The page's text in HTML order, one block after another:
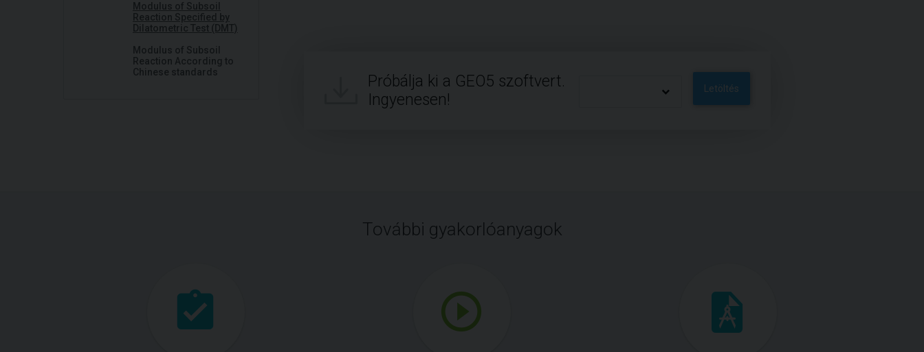
Modulus of Subsoil
Reaction Specified by
Dilatometric Test (DMT)
Modulus of Subsoil
Reaction According to
Chinese standards
Próbálja ki a GEO5 szoftvert.
Ingyenesen!
Letöltés
További gyakorlóanyagok